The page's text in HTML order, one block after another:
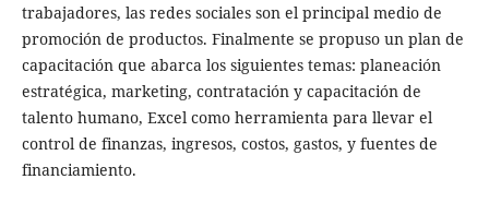
trabajadores, las redes sociales son el principal medio de
promoción de productos. Finalmente se propuso un plan de
capacitación que abarca los siguientes temas: planeación
estratégica, marketing, contratación y capacitación de
talento humano, Excel como herramienta para llevar el
control de finanzas, ingresos, costos, gastos, y fuentes de
financiamiento.